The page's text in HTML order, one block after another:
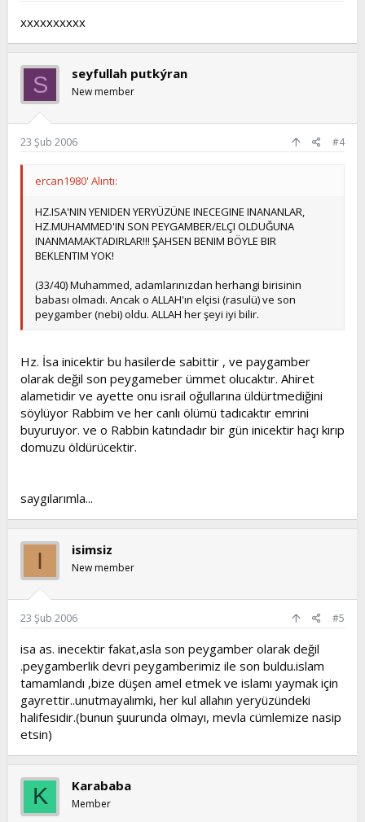
xxxxxxxxxx
S seyfullah putkýran
New member
23 Şub 2006 #4
ercan1980' Alıntı:
HZ.ISA'NIN YENIDEN YERYÜZÜNE INECEGINE INANANLAR,
HZ.MUHAMMED'IN SON PEYGAMBER/ELÇI OLDUĞUNA
INANMAMAKTADIRLAR!!! ŞAHSEN BENIM BÖYLE BIR
BEKLENTIM YOK!
(33/40) Muhammed, adamlarınızdan herhangi birisinin
babası olmadı. Ancak o ALLAH'ın elçisi (rasulü) ve son
peygamber (nebi) oldu. ALLAH her şeyi iyi bilir.
Hz. İsa inicektir bu hasilerde sabittir , ve paygamber
olarak değil son peygameber ümmet olucaktır. Ahiret
alametidir ve ayette onu israil oğullarına üldürtmediğini
söylüyor Rabbim ve her canlı ölümü tadıcaktır emrini
buyuruyor. ve o Rabbin katındadır bir gün inicektir haçı kırıp
domuzu öldürücektir.
saygılarımla...
I isimsiz
New member
23 Şub 2006 #5
isa as. inecektir fakat,asla son peygamber olarak değil
.peygamberlik devri peygamberimiz ile son buldu.islam
tamamlandı ,bize düşen amel etmek ve islamı yaymak için
gayrettir..unutmayalımki, her kul allahın yeryüzündeki
halifesidir.(bunun şuurunda olmayı, mevla cümlemize nasip
etsin)
K Karababa
Member